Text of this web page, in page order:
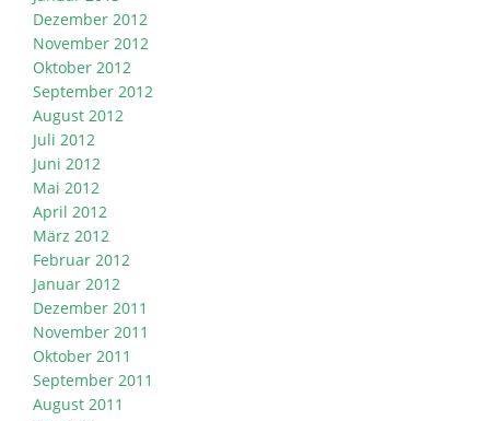
Dezember 2012
November 2012
Oktober 2012
September 2012
August 2012
Juli 2012
Juni 2012
Mai 2012
April 2012
März 2012
Februar 2012
Januar 2012
Dezember 2011
November 2011
Oktober 2011
September 2011
August 2011